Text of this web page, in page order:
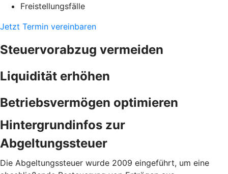
Freistellungsfälle
Jetzt Termin vereinbaren
Steuervorabzug vermeiden
Liquidität erhöhen
Betriebsvermögen optimieren
Hintergrundinfos zur
Abgeltungssteuer
Die Abgeltungssteuer wurde 2009 eingeführt, um eine